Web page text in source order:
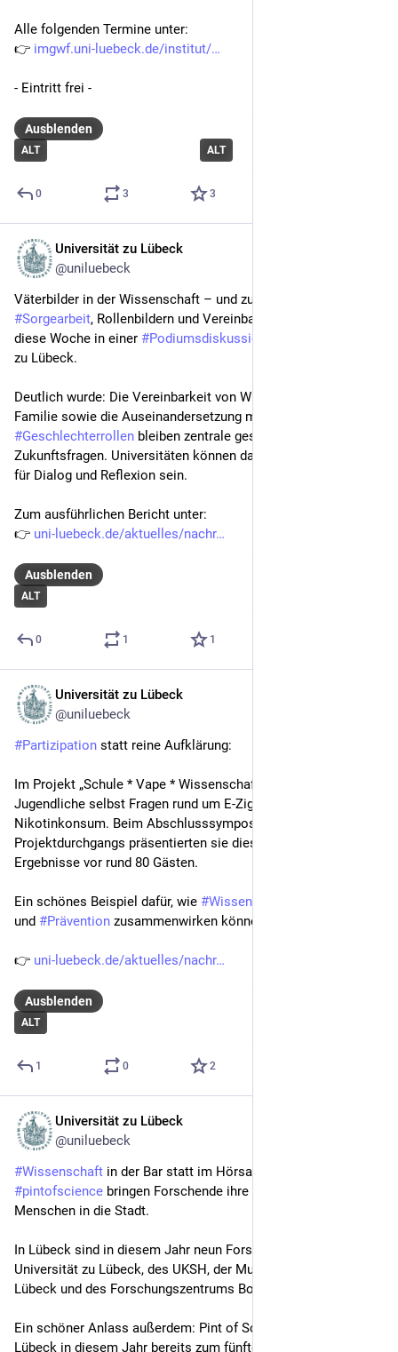
Alle folgenden Termine unter:
👉 imgwf.uni-luebeck.de/institut/
- Eintritt frei -
ALT ALT
Ausblenden
0 3 3
Universität zu Lübeck
@uniluebeck
#Sorgearbeit, Rollenbildern und Vereinbarkeit: Darum ging es
diese Woche in einer #Podiumsdiskussion
zu Lübeck.
Deutlich wurde: Die Vereinbarkeit von Wissenschaft und
#Geschlechterrollen bleiben zentrale gesellschaftliche
Zukunftsfragen. Universitäten können dabei wichtige Räume
für Dialog und Reflexion sein.
Zum ausführlichen Bericht unter:
👉 uni-luebeck.de/aktuelles/nachr
ALT
Ausblenden
0 1 1
Universität zu Lübeck
@uniluebeck
#Partizipation statt reine Aufklärung:
Im Projekt „Schule * Vape * Wissenschaft“ untersuchen
Jugendliche selbst Fragen rund um E-Zigaretten und
Nikotinkonsum. Beim Abschlusssymposium des dritten
Projektdurchgangs präsentierten sie diese Woche ihre
Ergebnisse vor rund 80 Gästen.
Ein schönes Beispiel dafür, wie #Wissenschaftsvermittlung
und #Prävention zusammenwirken können.
👉 uni-luebeck.de/aktuelles/nachr
ALT
Ausblenden
1 0 2
Universität zu Lübeck
@uniluebeck
#Wissenschaft
#pintofscience bringen Forschende ihre Themen direkt zu den
Menschen in die Stadt.
In Lübeck sind in diesem Jahr neun Forschende der
Universität zu Lübeck, des UKSH, der Musikhochschule
Lübeck und des Forschungszentrums Borstel dabei.
Ein schöner Anlass außerdem: Pint of Science findet in
Lübeck in diesem Jahr bereits zum fünften Mal statt.